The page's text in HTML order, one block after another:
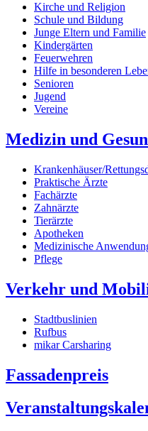
Kirche und Religion
Schule und Bildung
Junge Eltern und Familie
Kindergärten
Feuerwehren
Hilfe in besonderen
Senioren
Jugend
Vereine
Medizin und
Krankenhäuser/
Praktische Ärzte
Fachärzte
Zahnärzte
Tierärzte
Apotheken
Medizinische
Pflege
Verkehr und
Stadtbuslinien
Rufbus
mikar Carsharing
Fassadenpreis